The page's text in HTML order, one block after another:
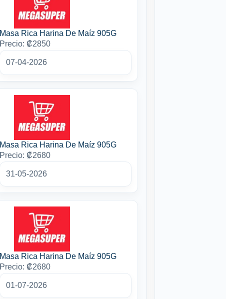
Masa Rica Harina De Maíz 905G
Precio: ₡2850
07-04-2026
Masa Rica Harina De Maíz 905G
Precio: ₡2680
31-05-2026
Masa Rica Harina De Maíz 905G
Precio: ₡2680
01-07-2026